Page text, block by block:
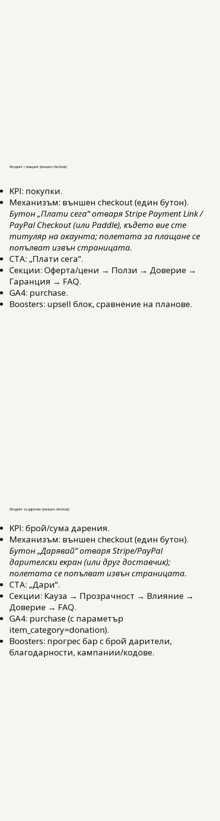
Лендинг с плащане (външен checkout)
KPI: покупки.
Механизъм: външен checkout (един бутон).
Бутон „Плати сега“ отваря Stripe Payment Link /
PayPal Checkout (или Paddle), където вие сте
титуляр на акаунта; полетата за плащане се
попълват извън страницата.
CTA: „Плати сега“.
Секции: Оферта/цени → Ползи → Доверие →
Гаранция → FAQ.
GA4: purchase.
Boosters: upsell блок, сравнение на планове.
Лендинг за дарение (външен checkout)
KPI: брой/сума дарения.
Механизъм: външен checkout (един бутон).
Бутон „Дарявай“ отваря Stripe/PayPal
дарителски екран (или друг доставчик);
полетата се попълват извън страницата.
CTA: „Дари“.
Секции: Каузa → Прозрачност → Влияние →
Доверие → FAQ.
GA4: purchase (с параметър
item_category=donation).
Boosters: прогрес бар с брой дарители,
благодарности, кампании/кодове.